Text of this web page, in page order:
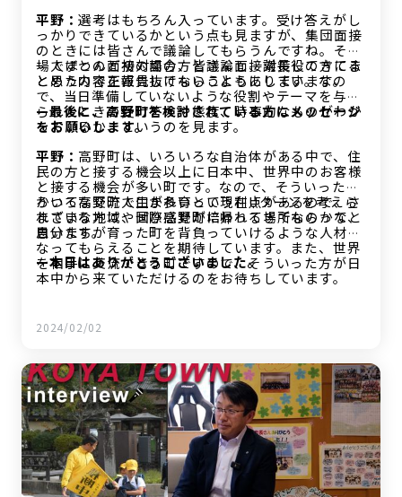
平野：選考はもちろん入っています。受け答えがし
っかりできているかという点も見ますが、集団面接
のときには皆さんで議論してもらうんですね。その
場でほとんど初対面の方と議論し、議長役の方にま
とめた内容を報告してもらうようにしています。
一人ずつの面接の場合、皆さん面接対策してきてる
と思うので正直見抜けないこともあります。なの
で、当日準備していないような役割やテーマを与え
られたときの受け答えや態度、時事的なものがわか
っているか、というのを見ます。
—最後に、高野町を検討されている方にメッセージ
をお願いします。
平野： 高野町は、いろいろな自治体がある中で、住
民の方と接する機会以上に日本中、世界中のお客様
と接する機会が多い町です。なので、そういったい
ろいろな交流人口が多いという利点があるので、さ
まざまな地域や国際感覚が培われる場所なのかなと
思います。
かつて高野町で生まれ育って現在Uターンを考えら
れている方は、ぜひ高野町に帰ってきてもらって、
自分たちが育った町を背負っていけるような人材に
なってもらえることを期待しています。また、世界
を相手に交流できる町ですので、そういった方が日
本中から来ていただけるのをお待ちしています。
—本日はありがとうございました。
2024/02/02